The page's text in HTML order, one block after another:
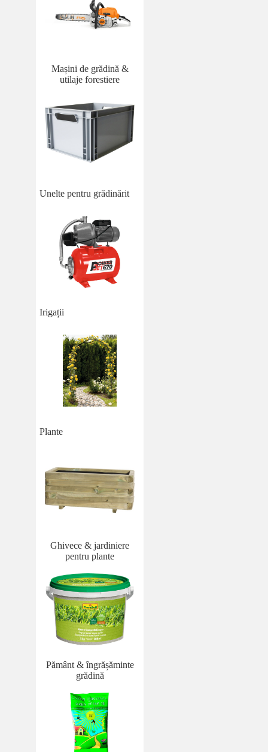
Mașini de grădină &
utilaje forestiere
Unelte pentru grădinărit
Irigații
Plante
Ghivece & jardiniere
pentru plante
Pământ & îngrășăminte
grădină